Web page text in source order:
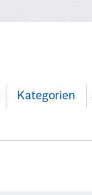
Kategorien